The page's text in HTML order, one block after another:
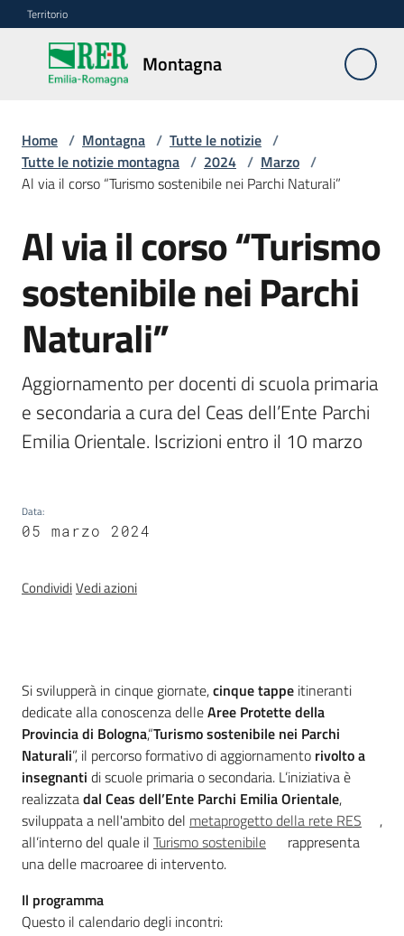
Vai al contenuto
Vai alla navigazione
Vai al footer
Territorio
Montagna
Montagna
Vivere
e
e
sicurezza
del
territorio
Programmi
e
risorse
Territorio
Argomenti
Novità
Servizi
Home / Montagna / Tutte le notizie /
Tutte le notizie montagna / 2024 / Marzo /
Al via il corso “Turismo sostenibile nei Parchi Naturali”
Salta al contenuto
Al via il corso “Turismo
sostenibile nei Parchi
Naturali”
Aggiornamento per docenti di scuola primaria
e secondaria a cura del Ceas dell’Ente Parchi
Emilia Orientale. Iscrizioni entro il 10 marzo
Data:
05 marzo 2024
CondividiVedi azioni
Introduzione
Si svilupperà in cinque giornate,cinque tappe itineranti
dedicate alla conoscenza delleAree Protette della
Provincia di Bologna,“Turismo sostenibile nei Parchi
Naturali”, il percorso formativo di aggiornamento rivolto a
insegnanti di scuole primaria o secondaria. L’iniziativa è
realizzatadal Ceas dell’Ente Parchi Emilia Orientale,
sviluppata a nell'ambito del metaprogetto della rete RES
,
all’interno del quale il Turismo sostenibile
rappresenta
una delle macroaree di intervento.
Il programma
Questo il calendario degli incontri: